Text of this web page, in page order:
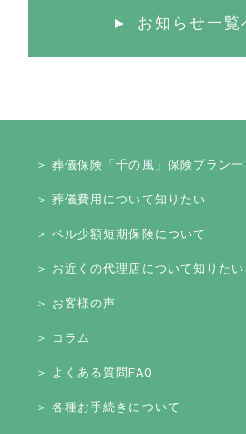
お知らせ一覧
＞ 葬儀保険「千の風」保険プラン一
＞ 葬儀費用について知りたい
＞ ベル少額短期保険について
＞ お近くの代理店について知りたい
＞ お客様の声
＞ コラム
＞ よくある質問FAQ
＞ 各種お手続きについて